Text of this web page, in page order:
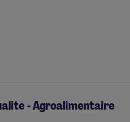
- Agroalimentaire